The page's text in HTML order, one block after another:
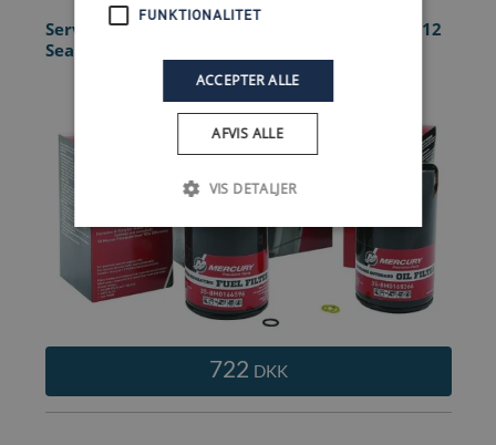
Servicekit - Mercury 500/600 HK 4-takt 7.6L V12
SeaPro/V..
722 DKK
FUNKTIONALITET
ACCEPTER ALLE
AFVIS ALLE
VIS DETALJER